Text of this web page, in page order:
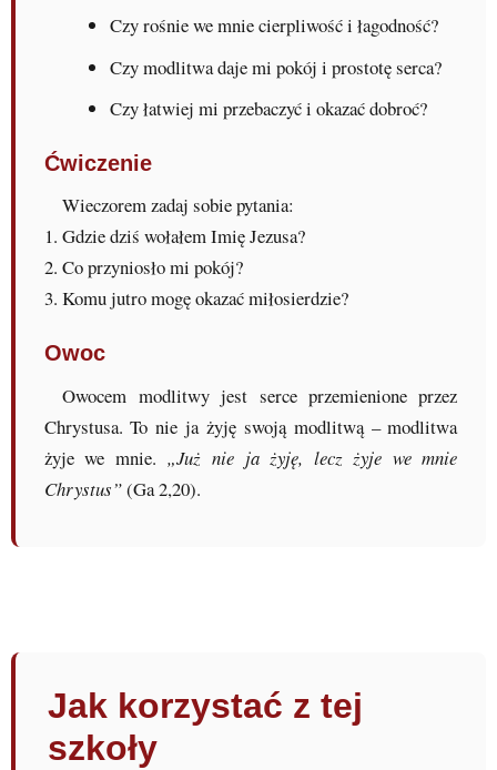
Czy rośnie we mnie cierpliwość i łagodność?
Czy modlitwa daje mi pokój i prostotę serca?
Czy łatwiej mi przebaczyć i okazać dobroć?
Ćwiczenie
Wieczorem zadaj sobie pytania:
1. Gdzie dziś wołałem Imię Jezusa?
2. Co przyniosło mi pokój?
3. Komu jutro mogę okazać miłosierdzie?
Owoc
Owocem modlitwy jest serce przemienione przez
Chrystusa. To nie ja żyję swoją modlitwą – modlitwa
żyje we mnie. „Już nie ja żyję, lecz żyje we mnie
Chrystus”(Ga 2,20).
Jak korzystać z tej
szkoły